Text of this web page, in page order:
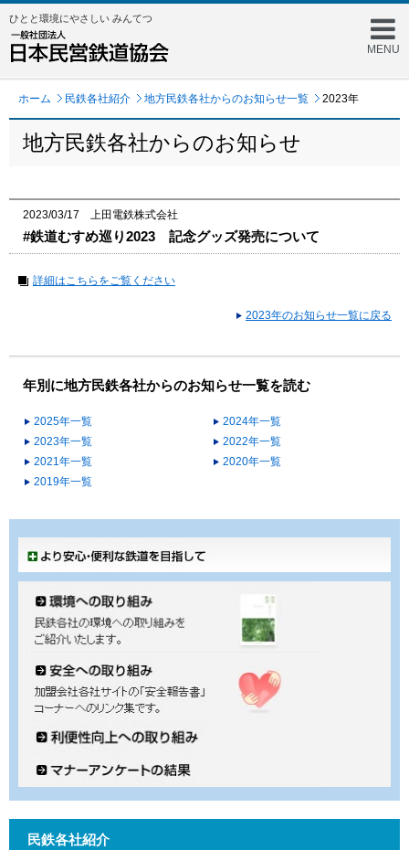
MENU
ひとと環境にやさしい みんてつ
ホーム 民鉄各社紹介 地方民鉄各社からのお知らせ一覧 2023年
地方民鉄各社からのお知らせ
2023/03/17 上田電鉄株式会社
#鉄道むすめ巡り2023 記念グッズ発売について
詳細はこちらをご覧ください
2023年のお知らせ一覧に戻る
年別に地方民鉄各社からのお知らせ一覧を読む
2025年一覧
2024年一覧
2023年一覧
2022年一覧
2021年一覧
2020年一覧
2019年一覧
民鉄各社紹介